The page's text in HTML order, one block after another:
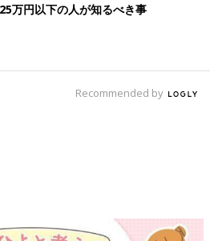
万円以下の人が知るべき事
Recommended by